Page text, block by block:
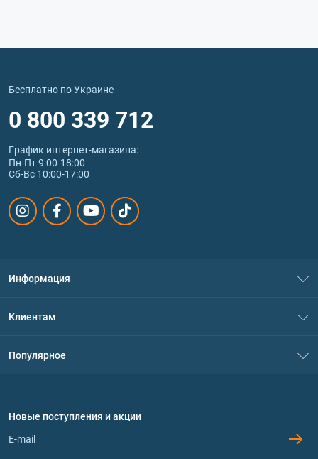
Бесплатно по Украине
0 800 339 712
График интернет‑магазина:
Пн-Пт 9:00-18:00
Сб-Вс 10:00-17:00
Информация
Политика конфиденциальности
Обмен и возврат
Клиентам
Популярное
Протеин
Гейнеры
Новые поступления и акции